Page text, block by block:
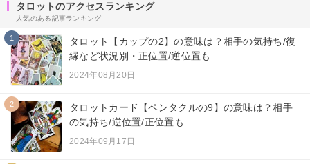
タロットのアクセスランキング
人気のある記事ランキング
1
タロット【カップの2】の意味は？相手の気持ち/復
縁など状況別・正位置/逆位置も
2024年08月20日
2
タロットカード【ペンタクルの9】の意味は？相手
の気持ち/逆位置/正位置も
2024年09月17日